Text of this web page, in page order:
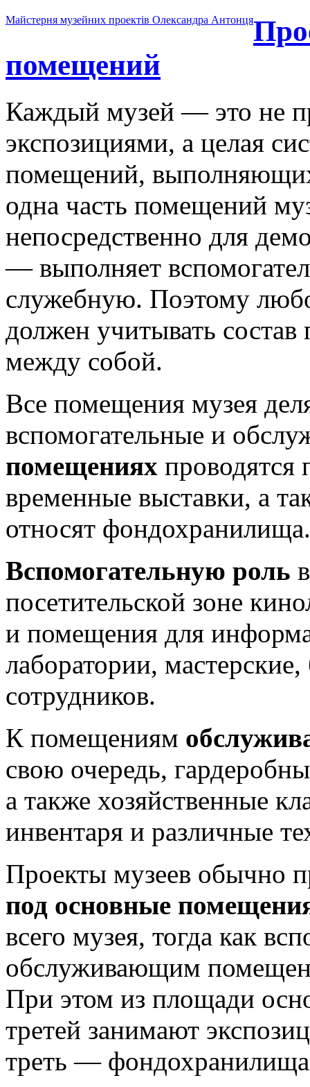
Майстерня музейних проектів Олександра Антонця
помещений
Каждый музей — это не
экспозициями, а целая
помещений,
одна часть помещений
непосредственно для
— выполняет
служебную. Поэтому
должен учитывать
между собой.
Все помещения музея
вспомогательные и
помещениях проводятся
временные выставки, а
относят фондохранилища.
Вспомогательную роль
посетительской зоне
и помещения для
лаборатории,
сотрудников.
К помещениям
свою очередь,
а также хозяйственные
инвентаря и различные
Проекты музеев обычно
под основные
всего музея, тогда как
обслуживающим
При этом из площади
третей занимают
треть —